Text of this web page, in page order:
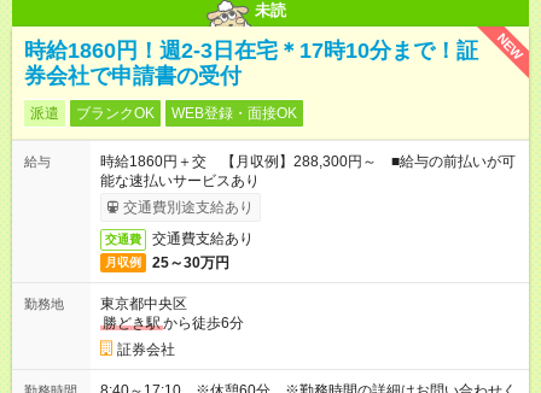
未読
NEW
時給1860円！週2-3日在宅＊17時10分まで！証
券会社で申請書の受付
派遣 ブランクOK WEB登録・面接OK
給与
時給1860円＋交 【月収例】288,300円～ ■給与の前払いが可
能な速払いサービスあり
交通費別途支給あり
交通費 交通費支給あり
月収例 25～30万円
勤務地
東京都中央区
勝どき駅から徒歩6分
証券会社